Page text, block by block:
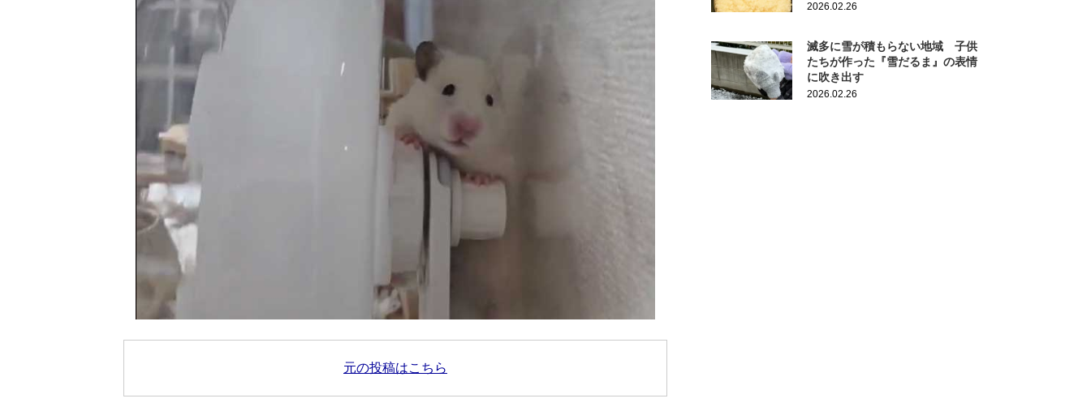
元の投稿はこちら
2026.02.26
滅多に雪が積もらない地域 子供
たちが作った『雪だるま』の表情
に吹き出す
2026.02.26